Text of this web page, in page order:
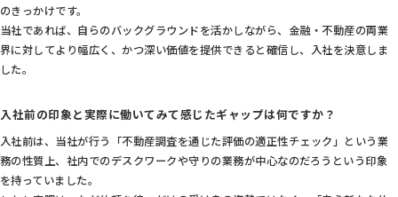
のきっかけです。
当社であれば、自らのバックグラウンドを活かしながら、金融・不動産の両業
界に対してより幅広く、かつ深い価値を提供できると確信し、入社を決意しま
した。
入社前の印象と実際に働いてみて感じたギャップは何ですか？
入社前は、当社が行う「不動産調査を通じた評価の適正性チェック」という業
務の性質上、社内でのデスクワークや守りの業務が中心なのだろうという印象
を持っていました。